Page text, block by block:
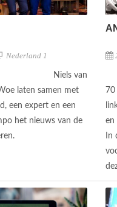
Nederland 1
Niels van
laten samen met
een expert en een
het nieuws van de
en
In